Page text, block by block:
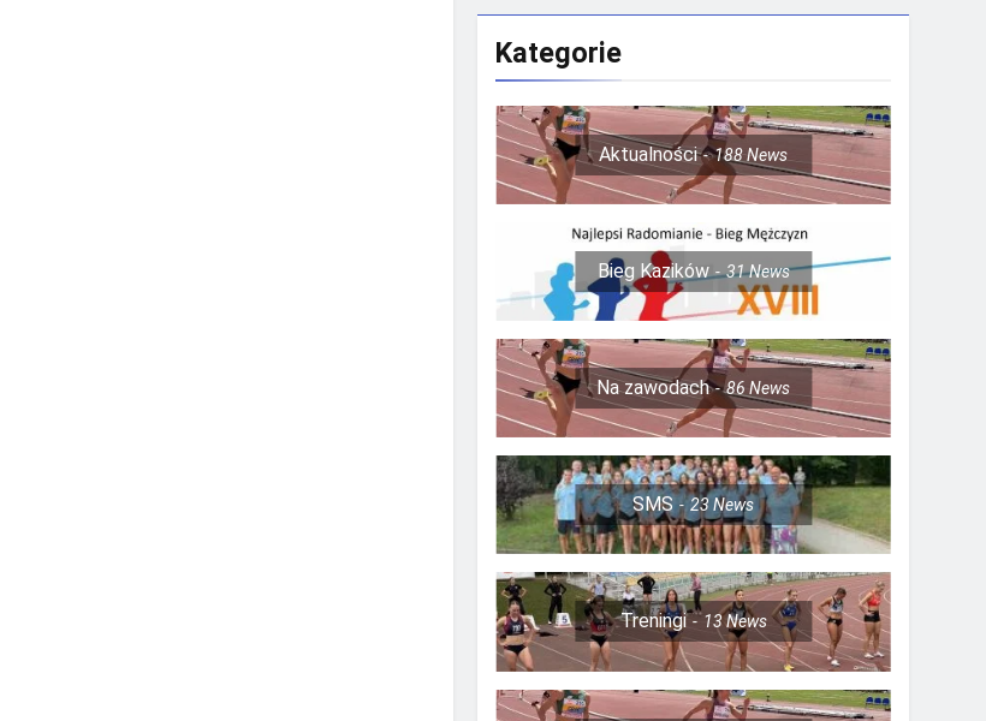
Kategorie
Aktualności 188News
Bieg Kazików 31News
Na zawodach 86News
SMS 23News
Treningi 13News